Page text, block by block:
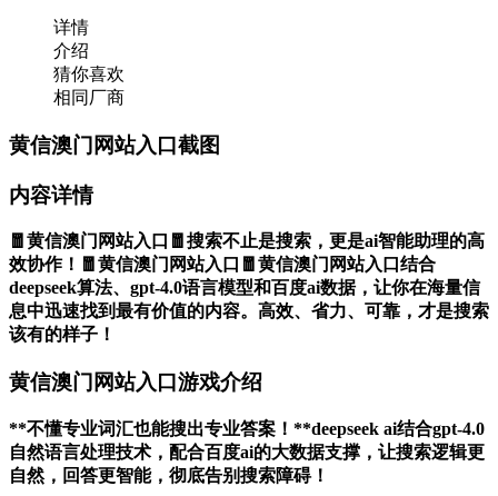
详情
介绍
猜你喜欢
相同厂商
黄信澳门网站入口截图
内容详情
🧧黄信澳门网站入口🧧搜索不止是搜索，更是ai智能助理的高
效协作！🧧黄信澳门网站入口🧧黄信澳门网站入口结合
deepseek算法、gpt-4.0语言模型和百度ai数据，让你在海量信
息中迅速找到最有价值的内容。高效、省力、可靠，才是搜索
该有的样子！
黄信澳门网站入口游戏介绍
**不懂专业词汇也能搜出专业答案！**deepseek ai结合gpt-4.0
自然语言处理技术，配合百度ai的大数据支撑，让搜索逻辑更
自然，回答更智能，彻底告别搜索障碍！